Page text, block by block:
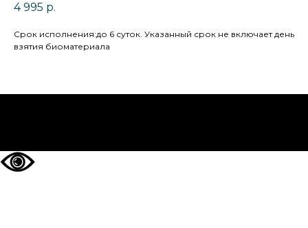
4 995 р.
Cрок исполнения:до 6 суток. Указанный срок не включает день
взятия биоматериала